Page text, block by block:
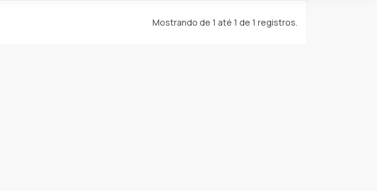
Mostrando de 1 até 1 de 1 registros.